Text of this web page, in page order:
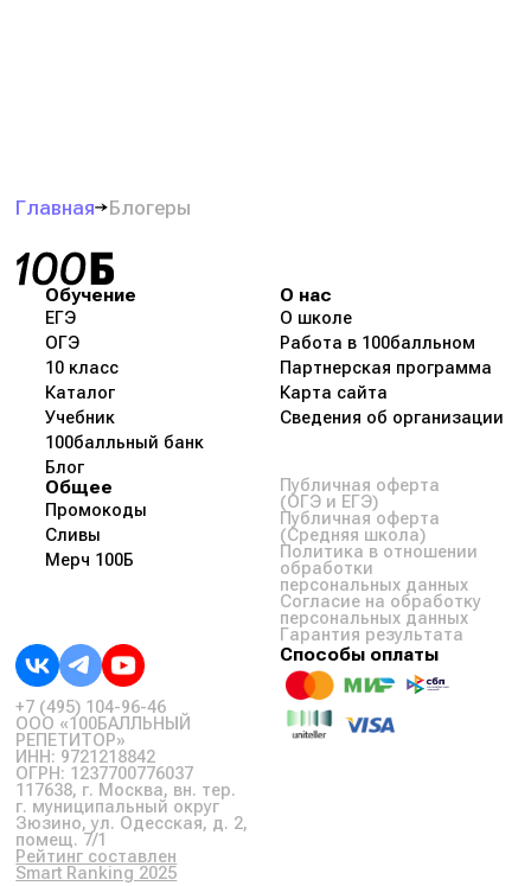
Главная Блогеры
Обучение
ЕГЭ
ОГЭ
10 класс
Каталог
Учебник
100балльный банк
Блог
О нас
О школе
Работа в 100балльном
Партнерская программа
Карта сайта
Сведения об организации
Общее
Промокоды
Сливы
Мерч 100Б
+7 (495) 104-96-46
ООО «100БАЛЛЬНЫЙ
РЕПЕТИТОР»
ИНН: 9721218842
ОГРН: 1237700776037
117638, г. Москва, вн. тер.
г. муниципальный округ
Зюзино, ул. Одесская, д. 2,
помещ. 7/1
Рейтинг составлен
Smart Ranking 2025
Публичная оферта
(ОГЭ и ЕГЭ)
Публичная оферта
(Средняя школа)
Политика в отношении
обработки
персональных данных
Согласие на обработку
персональных данных
Гарантия результата
Способы оплаты